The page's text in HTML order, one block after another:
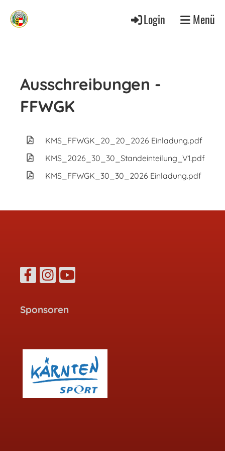
Login Menü
Ausschreibungen -
FFWGK
KMS_FFWGK_20_20_2026 Einladung.pdf
KMS_2026_30_30_Standeinteilung_V1.pdf
KMS_FFWGK_30_30_2026 Einladung.pdf
Sponsoren